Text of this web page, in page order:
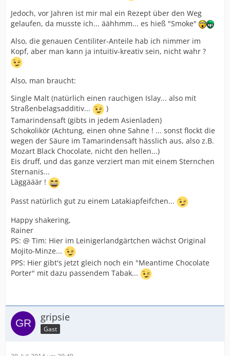
Jedoch, vor Jahren ist mir mal ein Rezept über den Weg
gelaufen, da musste ich... äähhmm... es hieß "Smoke"
Also, die genauen Centiliter-Anteile hab ich nimmer im
Kopf, aber man kann ja intuitiv-kreativ sein, nicht wahr ?
Also, man braucht:
Single Malt (natürlich einen rauchigen Islay... also mit
Straßenbelagsadditiv...
)
Tamarindensaft (gibts in jedem Asienladen)
Schokolikör (Achtung, einen ohne Sahne ! ... sonst flockt die
wegen der Säure im Tamarindensaft hässlich aus, also z.B.
Mozart Black Chocolate, nicht den hellen...)
Eis druff, und das ganze verziert man mit einem Sternchen
Sternanis...
Läggääär !
Passt natürlich gut zu einem Latakiapfeifchen...
Happy shakering,
Rainer
PS: @ Tim: Hier im Leinigerlandgärtchen wächst Original
Mojito-Minze...
PPS: Hier gibt's jetzt gleich noch ein "Meantime Chocolate
Porter" mit dazu passendem Tabak...
gripsie
Gast